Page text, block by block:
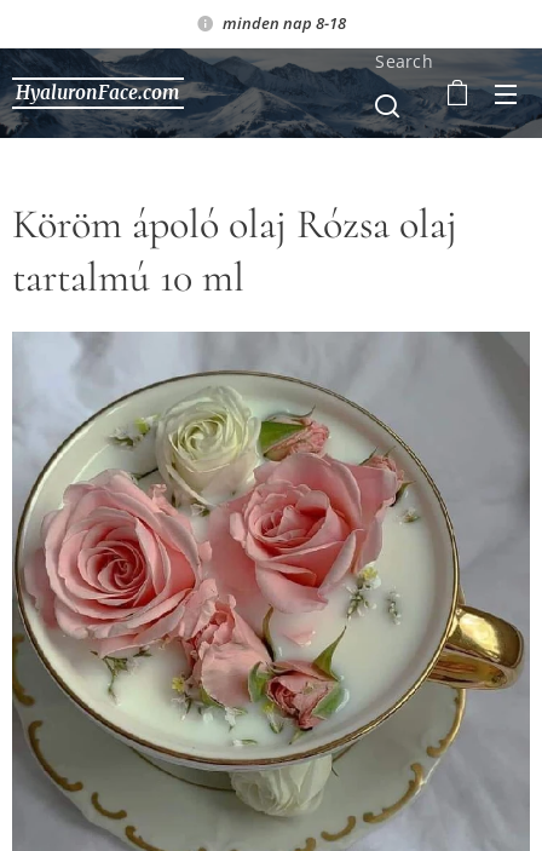
minden nap 8-18
HyaluronFace.com
Search
Köröm ápoló olaj Rózsa olaj
tartalmú 10 ml